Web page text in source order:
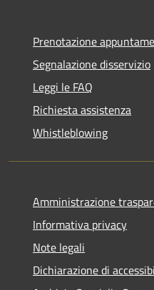
Prenotazione
Segnalazione disservizio
Leggi le FAQ
Richiesta assistenza
Whistleblowing
Amministrazione
Informativa privacy
Note legali
Dichiarazione di